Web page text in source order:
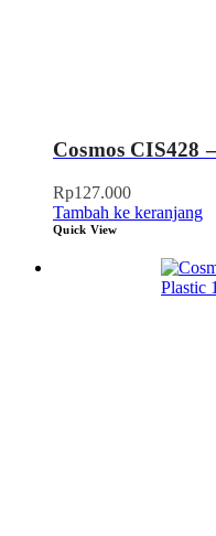
Cosmos CIS428
Rp127.000
Tambah ke keranjang
Quick View